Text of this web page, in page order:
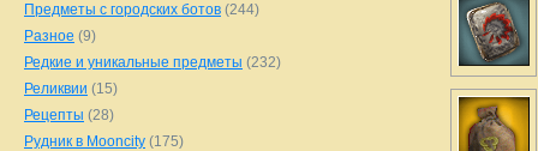
Предметы с городских ботов (244)
Разное (9)
Редкие и уникальные предметы (232)
Реликвии (15)
Рецепты (28)
Рудник в Mooncity (175)